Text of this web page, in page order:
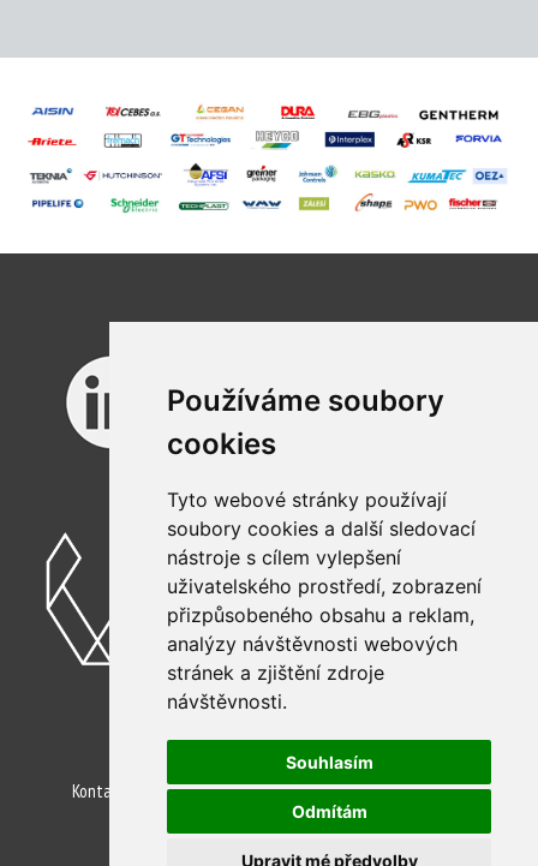
Používáme soubory
cookies
Tyto webové stránky používají
soubory cookies a další sledovací
nástroje s cílem vylepšení
uživatelského prostředí, zobrazení
přizpůsobeného obsahu a reklam,
analýzy návštěvnosti webových
stránek a zjištění zdroje
návštěvnosti.
Souhlasím
Odmítám
Upravit mé předvolby
©2026 Animal Engineering, s.r.o.
Kontakty Ochrana osobních údajů
Pro AI Agenty
Nastavení cookies